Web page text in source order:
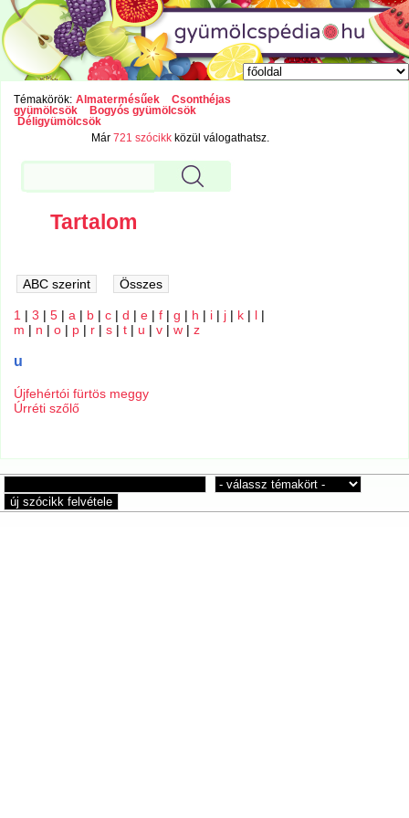
Témakörök: Almatermésűek
Csonthéjas
gyümölcsök
Bogyós gyümölcsök
Déligyümölcsök
Már721 szócikk közül válogathatsz.
Tartalom
1 |3 |5 |a | b |c |d |e |f |g | h | i | j | k | l |
m | n |o | p | r |s |t | u |v |w |z
u
Újfehértói fürtös meggy
Úrréti szőlő